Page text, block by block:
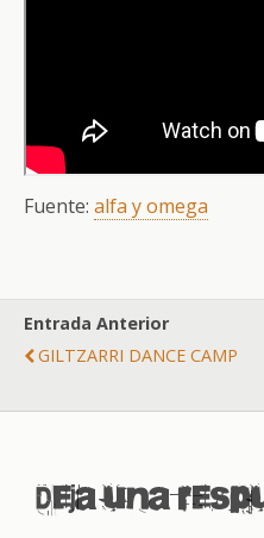
Fuente: alfa y omega
Entrada Anterior
GILTZARRI DANCE CAMP
Deja una